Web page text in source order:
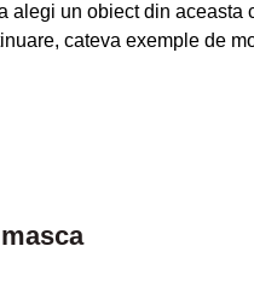
alegi un obiect din
cateva exemple de